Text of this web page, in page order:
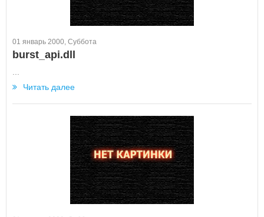
01 январь 2000, Суббота
burst_api.dll
Читать далее